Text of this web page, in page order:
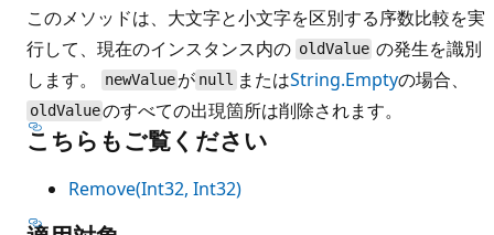
このメソッドは、大文字と小文字を区別する序数比較を実
行して、現在のインスタンス内の oldValue の発生を識別
します。
newValue が null またはString.Emptyの場合、
oldValueのすべての出現箇所は削除されます。
こちらもご覧ください
Remove(Int32, Int32)